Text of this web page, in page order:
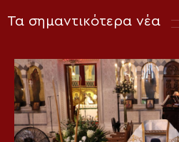
Τα σημαντικότερα νέα